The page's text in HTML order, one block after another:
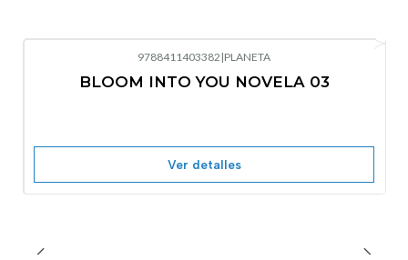
Nuevo
9788411403382 |PLANETA
BLOOM INTO YOU NOVELA 03
Ver detalles